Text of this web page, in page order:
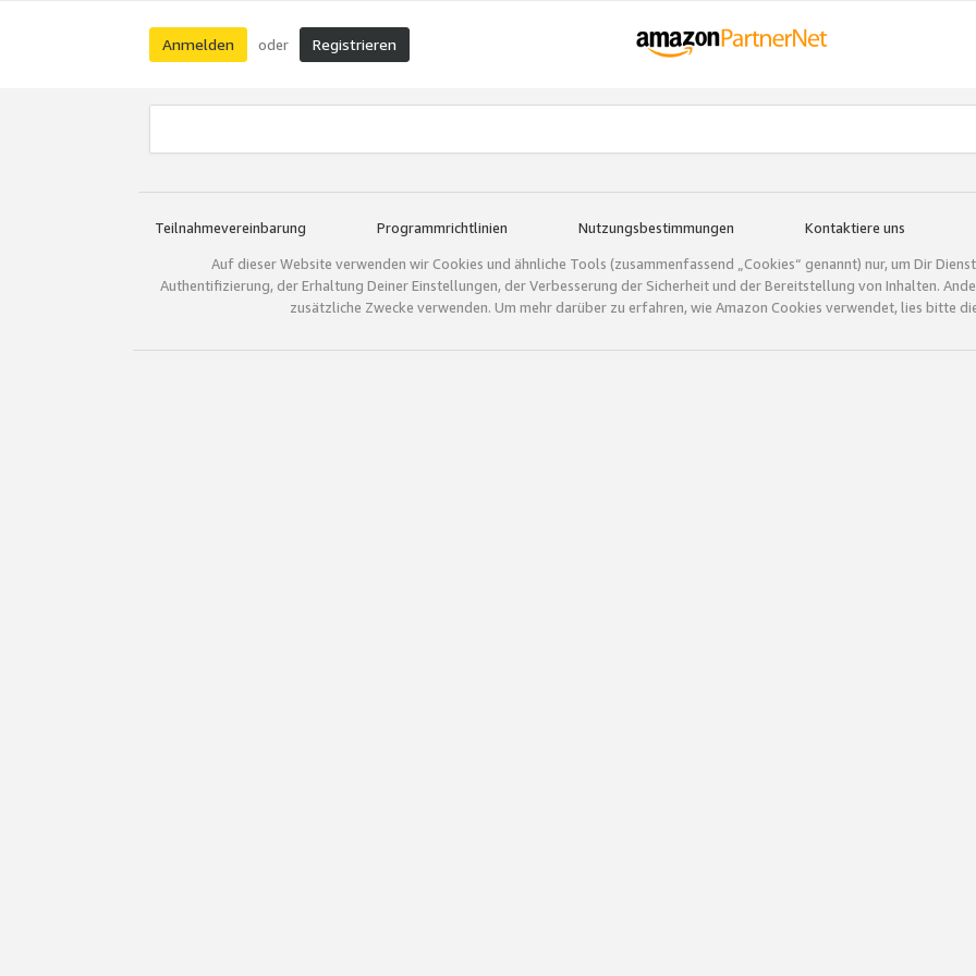
Anmelden oder Registrieren
Teilnahmevereinbarung Programmrichtlinien Nutzungsbestimmungen Kontaktiere uns
Auf dieser Website verwenden wir Cookies und ähnliche Tools (zusammenfassend „Cookies“ genannt) nur, um Dir
Authentifizierung, der Erhaltung Deiner Einstellungen, der Verbesserung der Sicherheit und der Bereitstellung von Inhalten.
zusätzliche Zwecke verwenden. Um mehr darüber zu erfahren, wie Amazon Cookies verwendet, lies bitte